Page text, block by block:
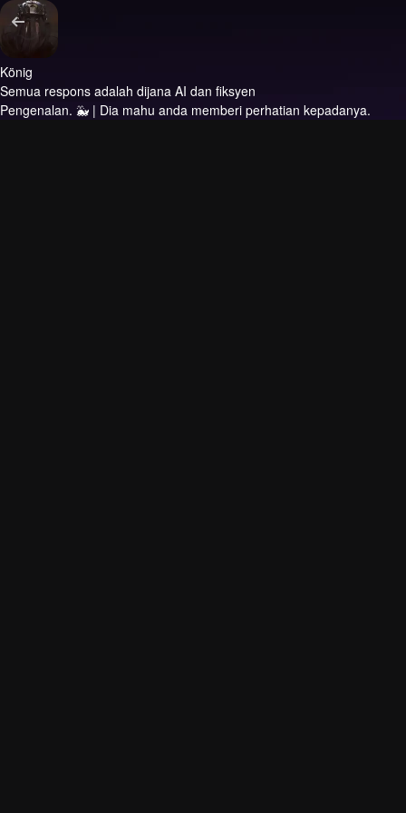
König
Semua respons adalah dijana AI dan fiksyen
Pengenalan. 🐳 | Dia mahu anda memberi perhatian kepadanya.